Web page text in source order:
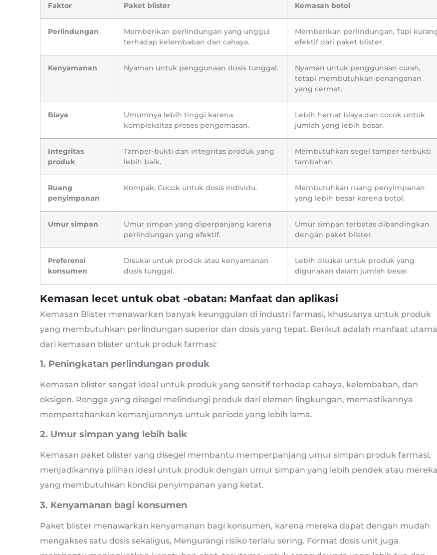
Faktor Paket blister Kemasan botol
Perlindungan
Memberikan perlindungan yang unggul
terhadap kelembaban dan cahaya.
Memberikan perlindungan, Tapi
efektif dari paket blister.
Kenyamanan Nyaman untuk penggunaan dosis tunggal.
Nyaman untuk penggunaan curah,
tetapi membutuhkan penanganan
yang cermat.
Biaya
Umumnya lebih tinggi karena
kompleksitas proses pengemasan.
Lebih hemat biaya dan cocok untuk
jumlah yang lebih besar.
Integritas
produk
Tamper-bukti dan integritas produk yang
lebih baik.
Membutuhkan segel tamper-terbukti
tambahan.
Ruang
penyimpanan
Kompak, Cocok untuk dosis individu.
Membutuhkan ruang penyimpanan
yang lebih besar karena botol.
Umur simpan
Umur simpan yang diperpanjang karena
perlindungan yang efektif.
Umur simpan terbatas dibandingkan
dengan paket blister.
Preferensi
konsumen
Disukai untuk produk atau kenyamanan
dosis tunggal.
Lebih disukai untuk produk yang
digunakan dalam jumlah besar.
Kemasan lecet untuk obat -obatan: Manfaat dan aplikasi
Kemasan Blister menawarkan banyak keunggulan di industri farmasi, khususnya untuk produk
yang membutuhkan perlindungan superior dan dosis yang tepat. Berikut adalah manfaat utama
dari kemasan blister untuk produk farmasi:
1. Peningkatan perlindungan produk
Kemasan blister sangat ideal untuk produk yang sensitif terhadap cahaya, kelembaban, dan
oksigen. Rongga yang disegel melindungi produk dari elemen lingkungan, memastikannya
mempertahankan kemanjurannya untuk periode yang lebih lama.
2. Umur simpan yang lebih baik
Kemasan paket blister yang disegel membantu memperpanjang umur simpan produk farmasi,
menjadikannya pilihan ideal untuk produk dengan umur simpan yang lebih pendek atau mereka
yang membutuhkan kondisi penyimpanan yang ketat.
3. Kenyamanan bagi konsumen
Paket blister menawarkan kenyamanan bagi konsumen, karena mereka dapat dengan mudah
mengakses satu dosis sekaligus, Mengurangi risiko terlalu sering. Format dosis unit juga